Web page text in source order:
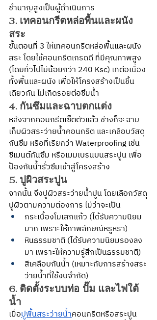
ชำนาญสูงเป็นผู้ดำเนินการ
3. เทคอนกรีตหล่อพื้นและผนัง
สระ
ขั้นตอนที่ 3 ให้เทคอนกรีตหล่อพื้นและผนัง
สระ โดยใช้คอนกรีตเกรดดี ที่มีคุณภาพสูง
(โดยทั่วไปไม่น้อยกว่า 240 Ksc) เทต่อเนื่อง
ทั้งพื้นและผนัง เพื่อให้โครงสร้างเป็นชิ้น
เดียวกัน ไม่เกิดรอยต่อซึมน้ำ
4. กันซึมและฉาบตกแต่ง
หลังจากคอนกรีตเซ็ตตัวแล้ว ช่างก็จะฉาบ
เก็บผิวสระว่ายน้ำคอนกรีต และเคลือบวัสดุ
กันซึม หรือที่เรียกว่า Waterproofing เช่น
ซีเมนต์กันซึม หรือเมมเบรนบนสระปูน เพื่อ
ป้องกันน้ำรั่วซึมเข้าสู่โครงสร้าง
5. ปูผิวสระปูน
จากนั้น จึงปูผิวสระว่ายน้ำปูน โดยเลือกวัสดุ
ปูผิวตามความต้องการ ไม่ว่าจะเป็น
กระเบื้องโมเสกแก้ว (ได้รับความนิยม
มาก เพราะให้ภาพลักษณ์หรูหรา)
หินธรรมชาติ (ได้รับความนิยมรองลง
มา เพราะให้ความรู้สึกเป็นธรรมชาติ)
สีเคลือบกันน้ำ (เหมาะกับการสร้างสระ
ว่ายน้ำที่ใช้งบจำกัด)
6. ติดตั้งระบบท่อ ปั๊ม และไฟใต้
น้ำ
เมื่อปูพื้นสระว่ายน้ำคอนกรีตหรือสระปูน